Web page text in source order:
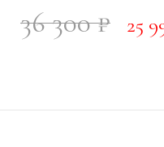
36 300 ₽ 25